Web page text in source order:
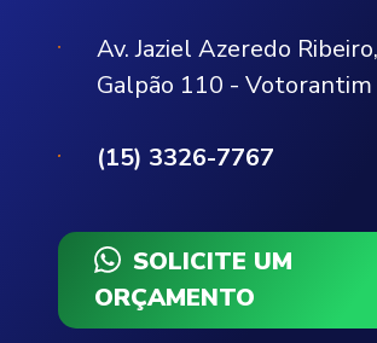
Av. Jaziel Azeredo
Galpão 110 - Votorantim
(15) 3326-7767
SOLICITE UM
ORÇAMENTO